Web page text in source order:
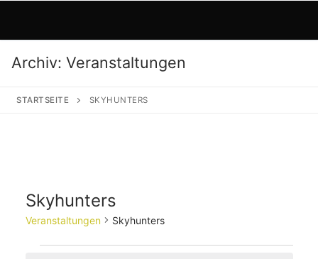
Archiv: Veranstaltungen
STARTSEITE SKYHUNTERS
Skyhunters
Veranstaltungen Skyhunters